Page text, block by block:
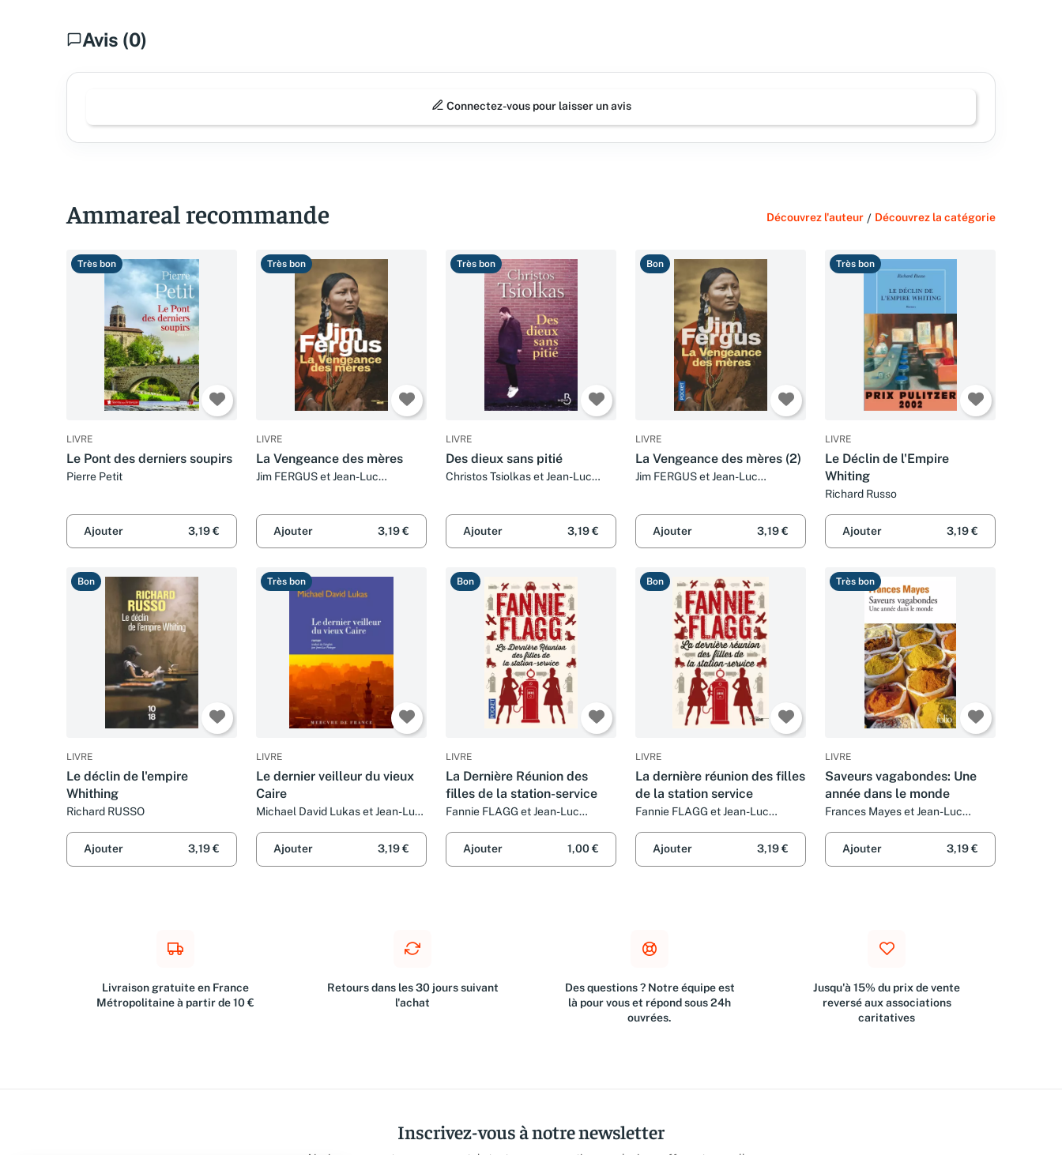
Avis (0)
Connectez-vous pour laisser un avis
Ammareal recommande Découvrez l'auteur / Découvrez la catégorie
Très bon
LIVRE
Le Pont des derniers soupirs
Pierre Petit
Ajouter 3,19 €
Très bon
LIVRE
La Vengeance des mères
Jim FERGUS et Jean-Luc
Ajouter 3,19 €
Très bon
LIVRE
Des dieux sans pitié
Christos Tsiolkas et Jean-Luc
Ajouter 3,19 €
Bon
LIVRE
La Vengeance des mères (2)
Jim FERGUS et Jean-Luc
Ajouter 3,19 €
Très bon
LIVRE
Le Déclin de l'Empire
Whiting
Richard Russo
Ajouter 3,19 €
Bon
LIVRE
Le déclin de l'empire
Whithing
Richard RUSSO
Ajouter 3,19 €
Très bon
LIVRE
Le dernier veilleur du vieux
Caire
Michael David Lukas et Jean-Luc
Ajouter
3,19 €
Bon
LIVRE
La Dernière Réunion des
filles de la station-service
Fannie FLAGG et Jean-Luc
Ajouter
1,00 €
Bon
LIVRE
La dernière réunion des filles
de la station service
Fannie FLAGG et Jean-Luc
Ajouter
3,19 €
Très bon
LIVRE
Saveurs vagabondes: Une
année dans le monde
Frances Mayes et Jean-Luc
Ajouter
3,19 €
Livraison gratuite en France
Métropolitaine à partir de 10 €
Retours dans les 30 jours suivant
l'achat
Des questions ? Notre équipe est
là pour vous et répond sous 24h
ouvrées.
Jusqu'à 15% du prix de vente
reversé aux associations
caritatives
Inscrivez-vous à notre newsletter